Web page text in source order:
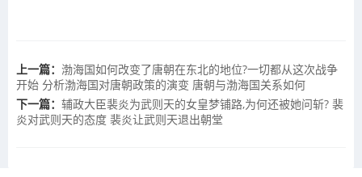
上一篇： 渤海国如何改变了唐朝在东北的地位?一切都从这次战争
开始 分析渤海国对唐朝政策的演变 唐朝与渤海国关系如何
下一篇： 辅政大臣裴炎为武则天的女皇梦铺路,为何还被她问斩? 裴
炎对武则天的态度 裴炎让武则天退出朝堂